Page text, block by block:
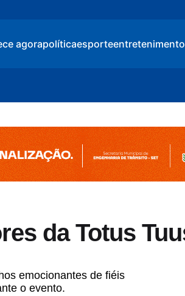
agorapolíticaesporteentretenimento
da Totus
emocionantes de fiéis
o evento.